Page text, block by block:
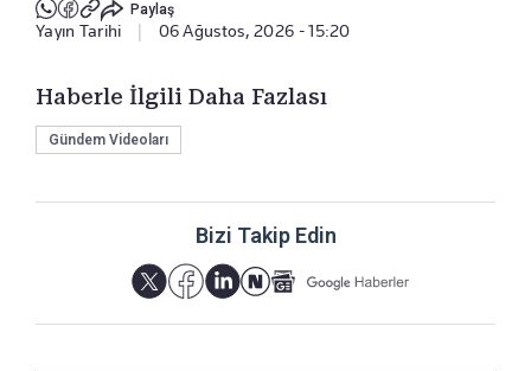
Paylaş
Yayın Tarihi 06 Ağustos, 2026 - 15:20
Haberle İlgili Daha Fazlası
Gündem Videoları
Bizi Takip Edin